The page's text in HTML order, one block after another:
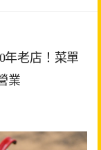
年老店！菜單
業